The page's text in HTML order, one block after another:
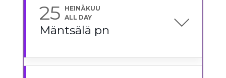
25
HEINÄKUU
ALL DAY
Mäntsälä pn